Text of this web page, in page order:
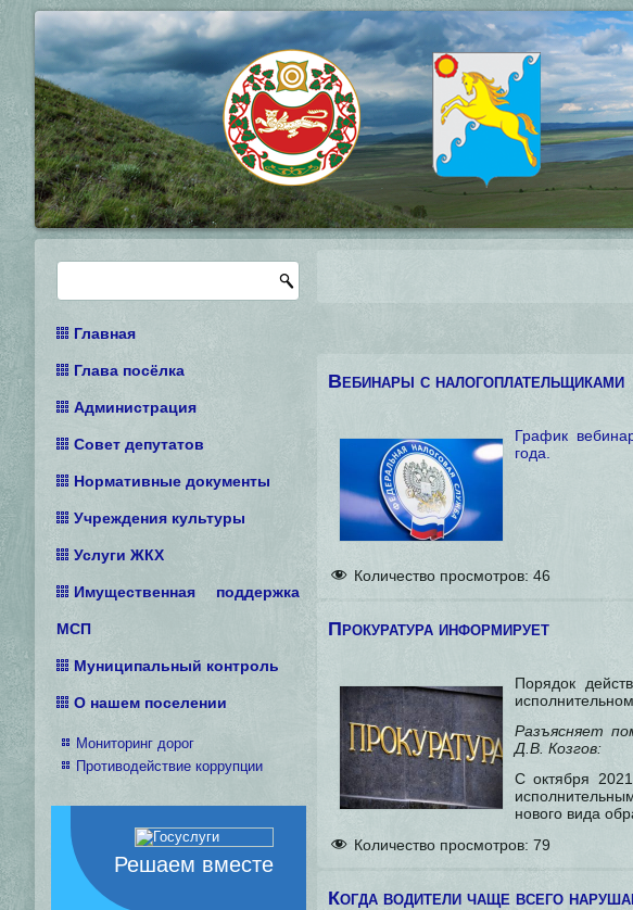
Главная
Глава посёлка
Администрация
Совет депутатов
Нормативные документы
Учреждения культуры
Услуги ЖКХ
Имущественная поддержка
МСП
Муниципальный контроль
О нашем поселении
Мониторинг дорог
Противодействие коррупции
Решаем вместе
Вебинары с налогоплательщиками
График
года.
Количество просмотров: 46
Прокуратура информирует
Порядок
Разъясняет
Д.В. Козгов:
С октября
нового вида
Количество просмотров: 79
Когда водители чаще всего